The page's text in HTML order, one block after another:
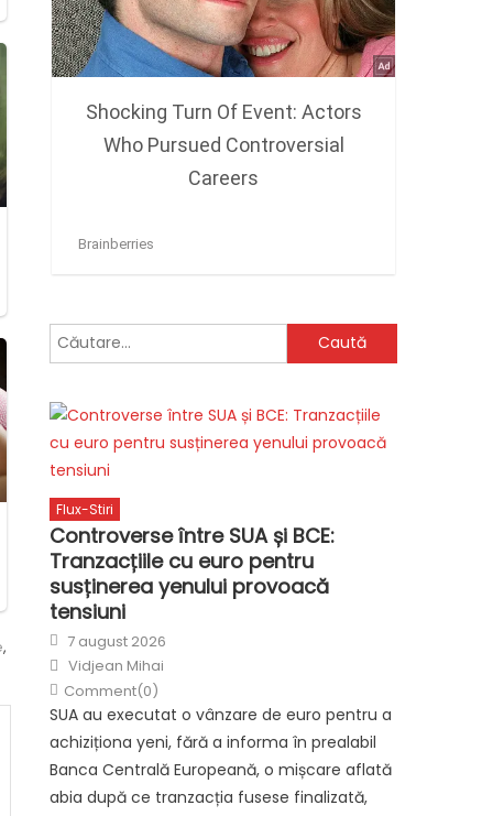
,
Caută
după:
Flux-Stiri
Controverse între SUA și BCE:
Tranzacțiile cu euro pentru
susținerea yenului provoacă
tensiuni
Posted
on
7 august 2026
Author
Vidjean Mihai
Comment(0)
SUA au executat o vânzare de euro pentru a
achiziționa yeni, fără a informa în prealabil
Banca Centrală Europeană, o mișcare aflată
abia după ce tranzacția fusese finalizată,